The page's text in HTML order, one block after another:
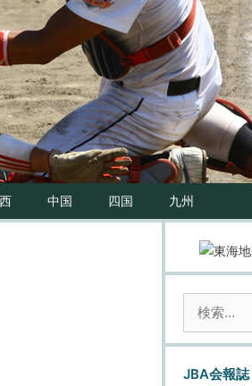
中国 四国 九州
JBA会報誌